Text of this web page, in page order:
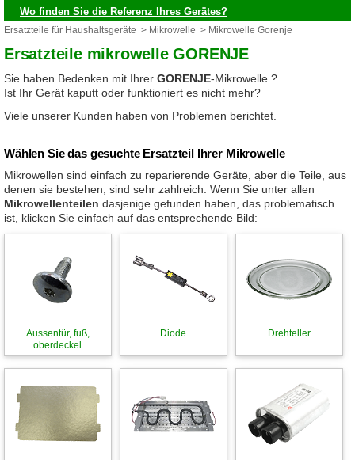
Wo finden Sie die Referenz Ihres Gerätes?
Ersatzteile für Haushaltsgeräte > Mikrowelle > Mikrowelle Gorenje
Ersatzteile mikrowelle GORENJE
Sie haben Bedenken mit Ihrer GORENJE-Mikrowelle ?
Ist Ihr Gerät kaputt oder funktioniert es nicht mehr?
Viele unserer Kunden haben von Problemen berichtet.
Wählen Sie das gesuchte Ersatzteil Ihrer Mikrowelle
Mikrowellen sind einfach zu reparierende Geräte, aber die Teile, aus
denen sie bestehen, sind sehr zahlreich. Wenn Sie unter allen
Mikrowellenteilen dasjenige gefunden haben, das problematisch
ist, klicken Sie einfach auf das entsprechende Bild:
Aussentür, fuß,
oberdeckel
Diode Drehteller